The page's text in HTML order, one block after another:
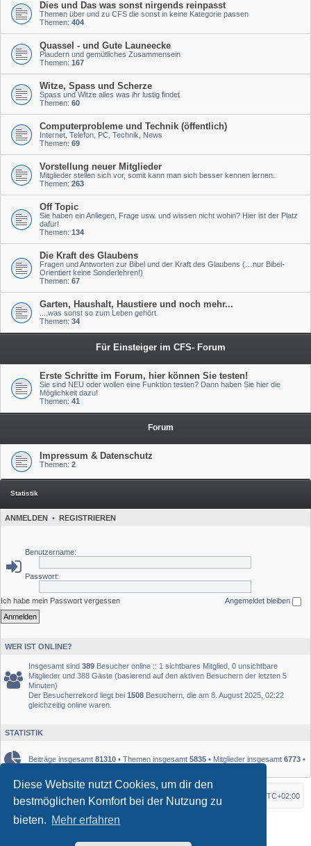
Diese Website nutzt Cookies, um dir den
bestmöglichen Komfort bei der Nutzung zu
bieten. Mehr erfahren
Dies und Das was sonst nirgends reinpasst
Themen über und zu CFS die sonst in keine Kategorie passen
Themen: 404
Quassel - und Gute Launeecke
Plaudern und gemütliches Zusammensein
Themen: 167
Witze, Spass und Scherze
Spass und Witze alles was ihr lustig findet
Themen: 60
Computerprobleme und Technik (öffentlich)
Internet, Telefon, PC, Technik, News
Themen: 69
Vorstellung neuer Mitglieder
Mitglieder stellen sich vor, somit kann man sich besser kennen lernen.
Themen: 263
Off Topic
Sie haben ein Anliegen, Frage usw. und wissen nicht wohin? Hier ist der Platz
dafür!
Themen: 134
Die Kraft des Glaubens
Fragen und Antworten zur Bibel und der Kraft des Glaubens (…nur Bibel-
Orientiert keine Sonderlehren!)
Themen: 67
Garten, Haushalt, Haustiere und noch mehr...
....was sonst so zum Leben gehört
Themen: 34
Für Einsteiger im CFS- Forum
Erste Schritte im Forum, hier können Sie testen!
Sie sind NEU oder wollen eine Funktion testen? Dann haben Sie hier die
Möglichkeit dazu!
Themen: 41
Forum
Impressum & Datenschutz
Themen: 2
Statistik
ANMELDEN • REGISTRIEREN
Benutzername:
Passwort:
Ich habe mein Passwort vergessen Angemeldet bleiben
WER IST ONLINE?
Insgesamt sind 389 Besucher online :: 1 sichtbares Mitglied, 0 unsichtbare
Mitglieder und 388 Gäste (basierend auf den aktiven Besuchern der letzten 5
Minuten)
Der Besucherrekord liegt bei 1508 Besuchern, die am 8. August 2025, 02:22
gleichzeitig online waren.
STATISTIK
Beiträge insgesamt 81310 • Themen insgesamt 5835 • Mitglieder insgesamt 6773 •
Startseite Foren-Übersicht UTC+02:00
*Original Author: